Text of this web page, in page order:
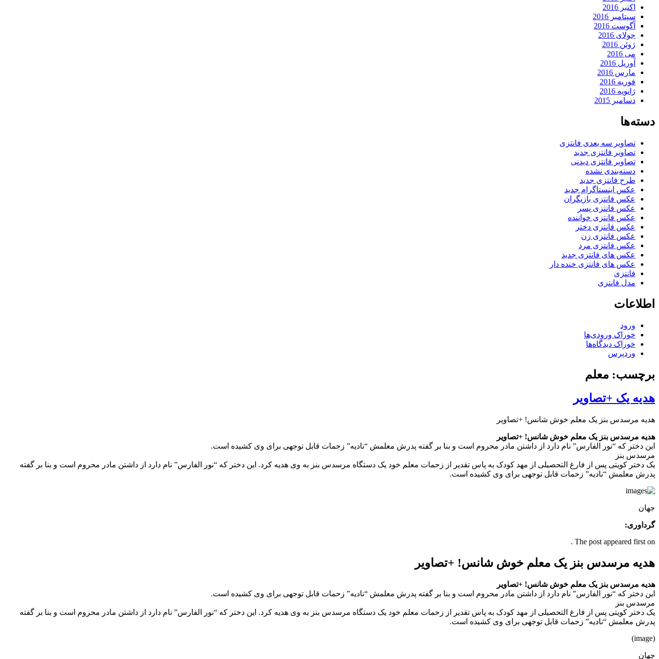
اکتبر 2016
سپتامبر 2016
آگوست 2016
جولای 2016
ژوئن 2016
می 2016
آوریل 2016
مارس 2016
فوریه 2016
ژانویه 2016
دسامبر 2015
دسته‌ها
تصاویر سه بعدی فانتزی
تصاویر فانتزی جدید
تصاویر فانتزی دیدنی
دسته‌بندی نشده
طرح فانتزی جدید
عکس اینستاگرام جدید
عکس فانتزی بازیگران
عکس فانتزی پسر
عکس فانتزی خواننده
عکس فانتزی دختر
عکس فانتزی زن
عکس فانتزی مرد
عکس های فانتزی جدید
عکس های فانتزی خنده دار
فانتزی
مدل فانتزی
اطلاعات
ورود
خوراک ورودی‌ها
خوراک دیدگاه‌ها
وردپرس
برچسب: معلم
هدیه یک +تصاویر
هدیه مرسدس بنز یک معلم خوش شانس! +تصاویر
هدیه مرسدس بنز یک معلم خوش شانس! +تصاویر
این دختر که “نور الفارس” نام دارد از داشتن مادر محروم است و بنا بر گفته پدرش معلمش “نادیه” زحمات قابل توجهی برای وی کشیده است.
مرسدس بنز
یک دختر کویتی پس از فارغ التحصیلی از مهد کودک به پاس تقدیر از زحمات معلم خود یک دستگاه مرسدس بنز به وی هدیه کرد. این دختر که “نور الفارس” نام دارد از داشتن مادر محروم است و بنا بر گفته
پدرش معلمش “نادیه” زحمات قابل توجهی برای وی کشیده است.
جهان
گرداوری:
The post appeared first on .
هدیه مرسدس بنز یک معلم خوش شانس! +تصاویر
هدیه مرسدس بنز یک معلم خوش شانس! +تصاویر
این دختر که “نور الفارس” نام دارد از داشتن مادر محروم است و بنا بر گفته پدرش معلمش “نادیه” زحمات قابل توجهی برای وی کشیده است.
مرسدس بنز
یک دختر کویتی پس از فارغ التحصیلی از مهد کودک به پاس تقدیر از زحمات معلم خود یک دستگاه مرسدس بنز به وی هدیه کرد. این دختر که “نور الفارس” نام دارد از داشتن مادر محروم است و بنا بر گفته
پدرش معلمش “نادیه” زحمات قابل توجهی برای وی کشیده است.
(image)
جهان